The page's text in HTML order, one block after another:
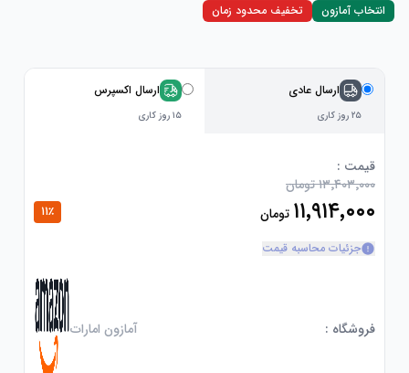
انتخاب آمازون تخفیف محدود زمان
ارسال عادی
۲۵ روز کاری
ارسال اکسپرس
۱۵ روز کاری
قیمت :
۱۳٬۴۰۳٬۰۰۰ تومان
۱۱٬۹۱۴٬۰۰۰ تومان 11٪
جزئیات محاسبه قیمت
فروشگاه : آمازون امارات